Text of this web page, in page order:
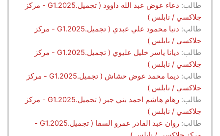
طالب:
دعاء عوض عبد الله داوود ( تجميل.G1.2025 - مركز
جلاكسي / نابلس )
طالب:
دنيا محمود علي عبدي ( تجميل.G1.2025 - مركز
جلاكسي / نابلس )
طالب:
ديانا ياسر خليل عليوي ( تجميل.G1.2025 - مركز
جلاكسي / نابلس )
طالب:
ديما محمد عوض حشاش ( تجميل.G1.2025 - مركز
جلاكسي / نابلس )
طالب:
رهام هاشم احمد بني جبر ( تجميل.G1.2025 - مركز
جلاكسي / نابلس )
طالب:
روان عبد القادر عمرو السقا ( تجميل.G1.2025 -